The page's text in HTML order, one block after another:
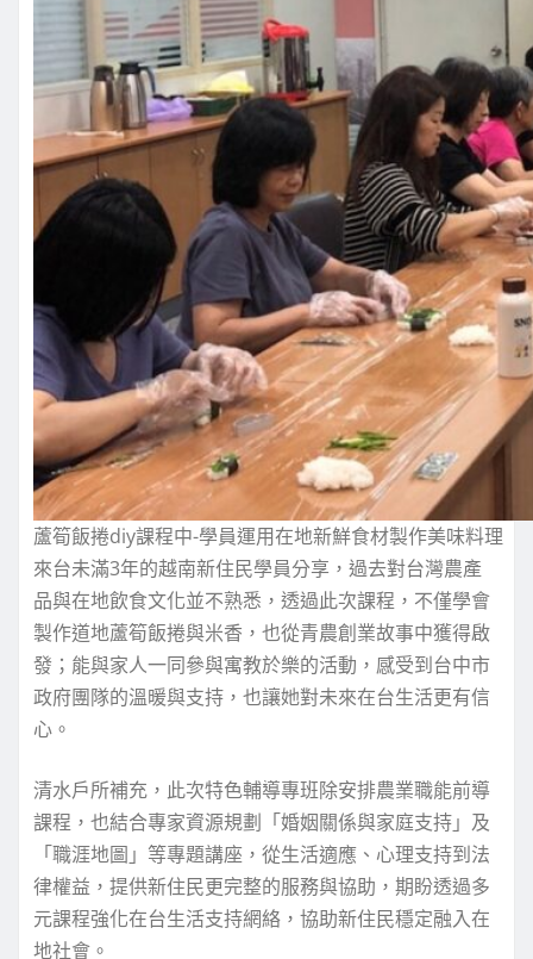
蘆筍飯捲diy課程中-學員運用在地新鮮食材製作美味料理
來台未滿3年的越南新住民學員分享，過去對台灣農產
品與在地飲食文化並不熟悉，透過此次課程，不僅學會
製作道地蘆筍飯捲與米香，也從青農創業故事中獲得啟
發；能與家人一同參與寓教於樂的活動，感受到台中市
政府團隊的溫暖與支持，也讓她對未來在台生活更有信
心。
清水戶所補充，此次特色輔導專班除安排農業職能前導
課程，也結合專家資源規劃「婚姻關係與家庭支持」及
「職涯地圖」等專題講座，從生活適應、心理支持到法
律權益，提供新住民更完整的服務與協助，期盼透過多
元課程強化在台生活支持網絡，協助新住民穩定融入在
地社會。